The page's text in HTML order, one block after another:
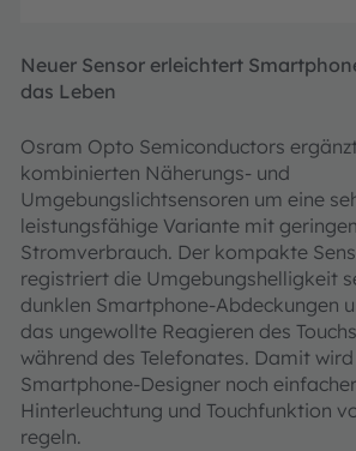
Neuer Sensor erleichtert
das Leben
Osram Opto Semiconductors
kombinierten Näherungs- und
Umgebungslichtsensoren um eine
leistungsfähige Variante mit
Stromverbrauch. Der kompakte
registriert die Umgebungshelligkeit
dunklen Smartphone-Abdeckungen
das ungewollte Reagieren des
während des Telefonates. Damit
Smartphone-Designer noch
Hinterleuchtung und Touchfunktion
regeln.